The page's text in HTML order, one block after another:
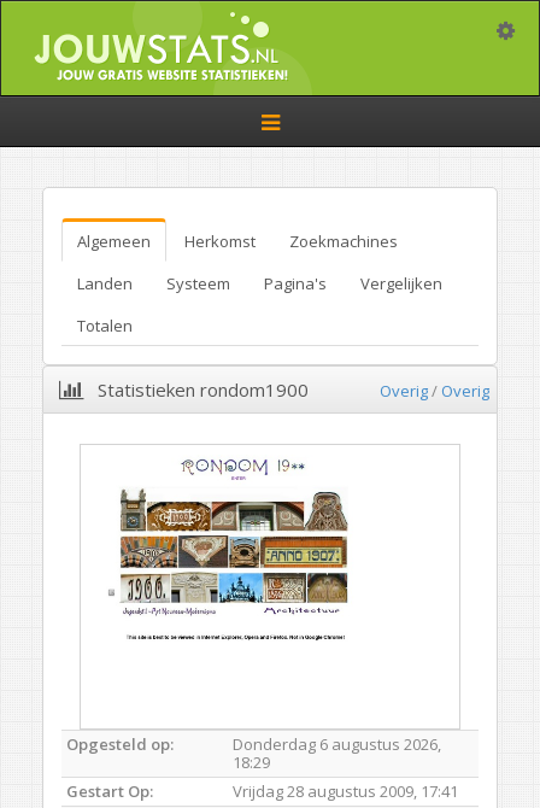
Toggle
navigation
Algemeen Herkomst
Zoekmachines
Landen
Systeem Pagina's
Vergelijken
Totalen
Statistieken rondom1900 Overig/Overig
Opgesteld op:
Donderdag 6 augustus 2026,
18:29
Gestart Op:
Vrijdag 28 augustus 2009, 17:41